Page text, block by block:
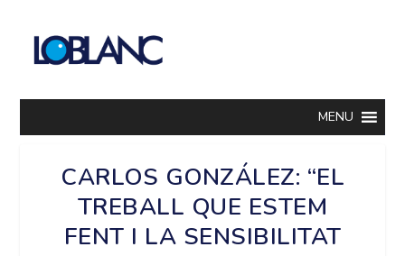
MENU
CARLOS GONZÁLEZ: “EL
TREBALL QUE ESTEM
FENT I LA SENSIBILITAT